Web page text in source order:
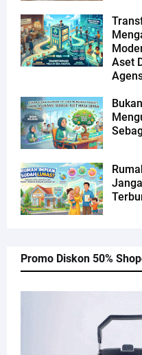
Aset
Promo Diskon 50%